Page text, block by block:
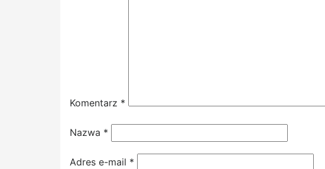
Komentarz *
Nazwa *
Adres e-mail *